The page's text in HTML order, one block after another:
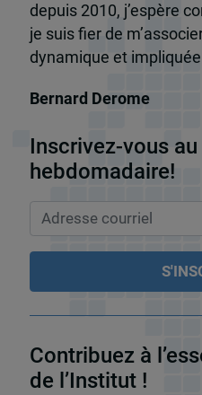
depuis 2010, j’espère
je suis fier de
dynamique et
Bernard Derome
Inscrivez-vous
hebdomadaire!
Contribuez à
de l’Institut !